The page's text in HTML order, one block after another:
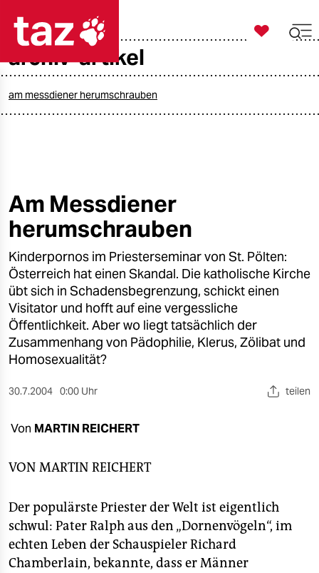
taz zahl ich
öko
gesellschaft
kultur
sport
berlin
nord
wahrheit
veranstaltungen
shop
fragen & hilfe
unterstützen

taz zahl ich
archiv-artikel
am messdiener herumschrauben
Am Messdiener
herumschrauben
Kinderpornos im Priesterseminar von St. Pölten:
Österreich hat einen Skandal. Die katholische Kirche
übt sich in Schadensbegrenzung, schickt einen
Visitator und hofft auf eine vergessliche
Öffentlichkeit. Aber wo liegt tatsächlich der
Zusammenhang von Pädophilie, Klerus, Zölibat und
Homosexualität?
30.7.2004 0:00 Uhr teilen
Von MARTIN REICHERT
VON MARTIN REICHERT
Der populärste Priester der Welt ist eigentlich
schwul: Pater Ralph aus den „Dornenvögeln“, im
echten Leben der Schauspieler Richard
Chamberlain, bekannte, dass er Männer